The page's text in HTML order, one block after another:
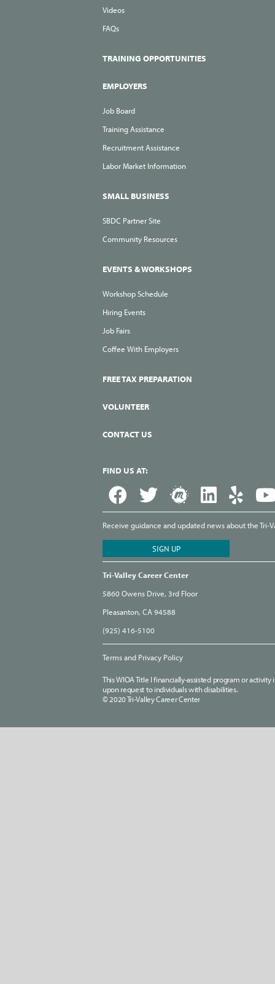
Videos
FAQs
TRAINING OPPORTUNITIES
EMPLOYERS
Job Board
Training Assistance
Recruitment Assistance
Labor Market Information
SMALL BUSINESS
SBDC Partner Site
Community Resources
EVENTS & WORKSHOPS
Workshop Schedule
Hiring Events
Job Fairs
Coffee With Employers
FREE TAX PREPARATION
VOLUNTEER
CONTACT US
FIND US AT:
Receive guidance and updated news about the
Tri-Valley Career Center
5860 Owens Drive, 3rd Floor
Pleasanton, CA 94588
(925) 416-5100
Terms and Privacy Policy
This WIOA Title I financially-assisted program or
upon request to individuals with disabilities.
© 2020 Tri-Valley Career Center